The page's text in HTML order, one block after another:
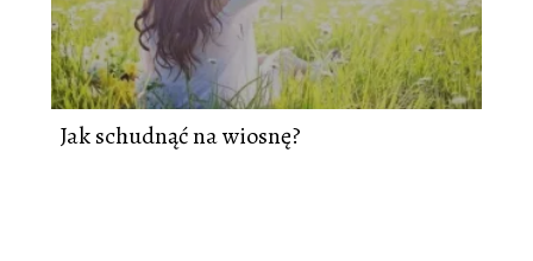
Jak schudnąć na wiosnę?